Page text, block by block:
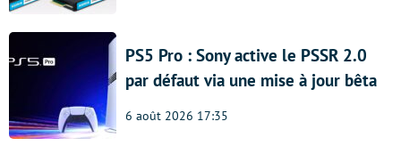
PS5 Pro : Sony active le PSSR 2.0
par défaut via une mise à jour bêta
6 août 2026 17:35